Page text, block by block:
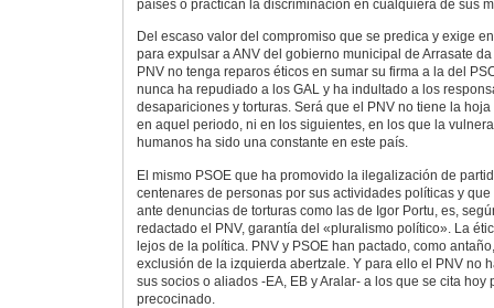
países o practican la discriminación en cualquiera de sus
Del escaso valor del compromiso que se predica y exige
para expulsar a ANV del gobierno municipal de Arrasate
PNV no tenga reparos éticos en sumar su firma a la del
nunca ha repudiado a los GAL y ha indultado a los
desapariciones y torturas. Será que el PNV no tiene la
en aquel periodo, ni en los siguientes, en los que la
humanos ha sido una constante en este país.
El mismo PSOE que ha promovido la ilegalización de
centenares de personas por sus actividades políticas y
ante denuncias de torturas como las de Igor Portu, es,
redactado el PNV, garantía del «pluralismo político». La
lejos de la política. PNV y PSOE han pactado, como
exclusión de la izquierda abertzale. Y para ello el PNV no
sus socios o aliados -EA, EB y Aralar- a los que se cita hoy
precocinado.